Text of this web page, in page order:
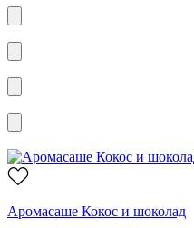
Аромасаше Кокос и шоколад